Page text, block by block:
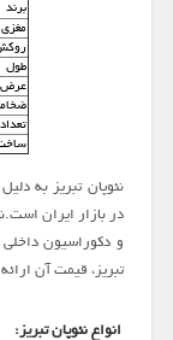
برند
مغزی
طول
عرض
نئوپان تبریز به
در بازار ایران
و دکوراسیون داخلی
تبریز، قیمت‌ آن
انواع نئوپان تبریز: